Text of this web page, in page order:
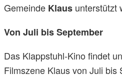
Gemeinde Klaus unterstützt
Von Juli bis September
Das Klappstuhl-Kino findet
Filmszene Klaus von Juli bis